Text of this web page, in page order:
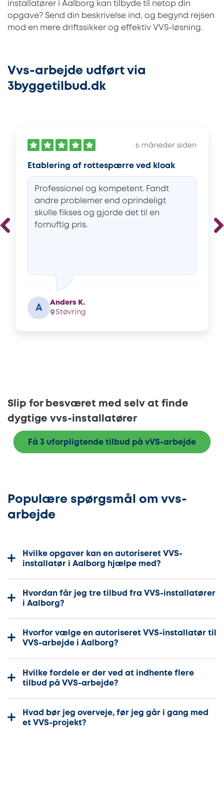
installatører i Aalborg kan tilbyde til netop din
opgave? Send din beskrivelse ind, og begynd rejsen
mod en mere driftssikker og effektiv VVS-løsning.
Vvs-arbejde udført via
3byggetilbud.dk
6 måneder siden
Etablering af rottespærre ved kloak
Professionel og kompetent. Fandt
andre problemer end oprindeligt
skulle fikses og gjorde det til en
fornuftig pris.
A
Anders K.
Støvring
Slip for besværet med selv at finde
dygtige vvs-installatører
Få 3 uforpligtende tilbud på vVS-arbejde
Populære spørgsmål om vvs-
arbejde
Hvilke opgaver kan en autoriseret VVS-
installatør i Aalborg hjælpe med?
Hvordan får jeg tre tilbud fra VVS-installatører
i Aalborg?
Hvorfor vælge en autoriseret VVS-installatør til
VVS-arbejde i Aalborg?
Hvilke fordele er der ved at indhente flere
tilbud på VVS-arbejde?
Hvad bør jeg overveje, før jeg går i gang med
et VVS-projekt?